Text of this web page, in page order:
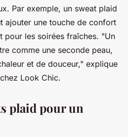
Par exemple, un sweat plaid
ajouter une touche de confort
pour les soirées fraîches. "Un
comme une seconde peau,
et de douceur," explique
Look Chic.
plaid pour un